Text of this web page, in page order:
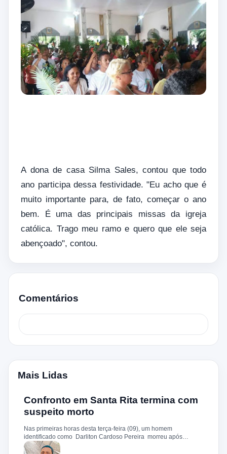
A dona de casa Silma Sales, contou que todo
ano participa dessa festividade. "Eu acho que é
muito importante para, de fato, começar o ano
bem. É uma das principais missas da igreja
católica. Trago meu ramo e quero que ele seja
abençoado", contou.
Comentários
Mais Lidas
Confronto em Santa Rita termina com
suspeito morto
Nas primeiras horas desta terça-feira (09), um homem
identificado como Darliton Cardoso Pereira morreu após
confronto com a Polícia Militar no povoado Timbotiba, zona rural